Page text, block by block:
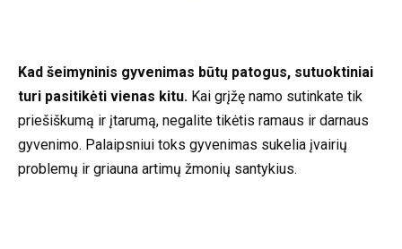
Kad šeimyninis gyvenimas būtų patogus, sutuoktiniai
turi pasitikėti vienas kitu. Kai grįžę namo sutinkate tik
priešiškumą ir įtarumą, negalite tikėtis ramaus ir darnaus
gyvenimo. Palaipsniui toks gyvenimas sukelia įvairių
problemų ir griauna artimų žmonių santykius.